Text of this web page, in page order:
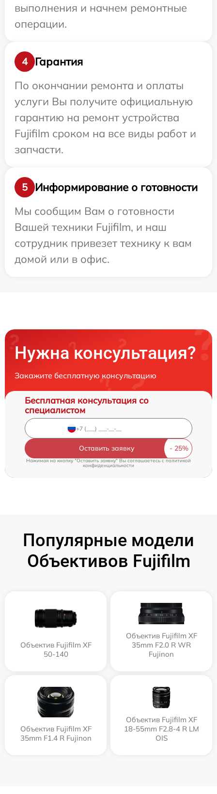
выполнения и начнем ремонтные
операции.
4
Гарантия
По окончании ремонта и оплаты
услуги Вы получите официальную
гарантию на ремонт устройства
Fujifilm сроком на все виды работ и
запчасти.
5
Информирование о готовности
Мы сообщим Вам о готовности
Вашей техники Fujifilm, и наш
сотрудник привезет технику к вам
домой или в офис.
Нужна консультация?
Закажите бесплатную консультацию
Бесплатная консультация со
специалистом
Оставить заявку
Нажимая на кнопку "Оставить заявку" Вы соглашаетесь c политикой
конфиденциальности
Популярные модели
Объективов Fujifilm
Объектив Fujifilm XF
50-140
Объектив Fujifilm XF
35mm F2.0 R WR
Fujinon
Объектив Fujifilm XF
35mm F1.4 R Fujinon
Объектив Fujifilm XF
18-55mm F2.8-4 R LM
OIS